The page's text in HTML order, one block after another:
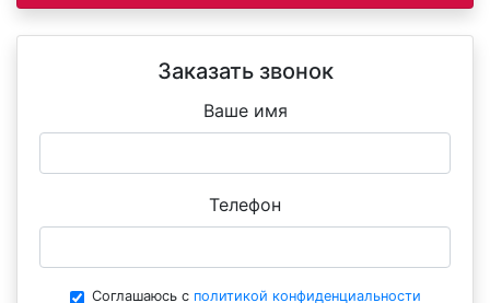
Заказать звонок
Ваше имя
Телефон
Соглашаюсь с политикой конфиденциальности